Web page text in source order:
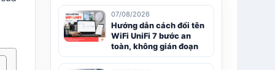
07/08/2026
Hướng dẫn cách đổi tên
WiFi UniFi 7 bước an
toàn, không gián đoạn